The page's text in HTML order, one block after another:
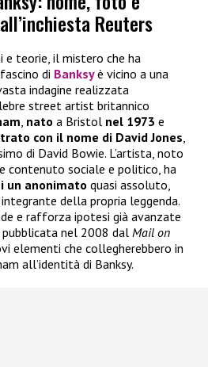
Reuters
e teorie, il mistero che ha
di Banksyè vicino a una
indagine realizzata
street artist britannico
nato a Bristol nel 1973 e
con il nome di David Jones
di David Bowie. L’artista, noto
contenuto sociale e politico, ha
un anonimato quasi assoluto,
della propria leggenda.
e rafforza ipotesi già avanzate
nel 2008 dal Mail on
elementi che collegherebbero in
all’identità di Banksy.